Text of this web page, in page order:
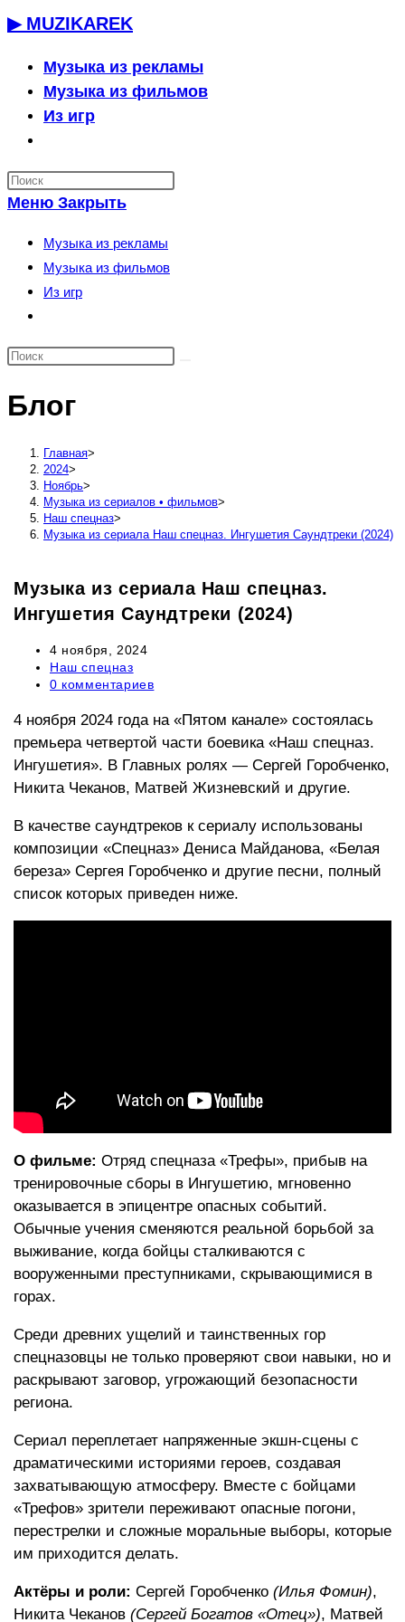
Перейти
содержимому
▶ MUZIKAREK
Музыка из рекламы
Музыка из фильмов
Из игр
по
веб-
сайту
Меню Закрыть
Музыка из рекламы
Музыка из фильмов
Из игр
по
сайту
Блог
Главная>
2024>
Ноябрь>
Музыка из сериалов • фильмов>
Наш спецназ>
Музыка из сериала Наш спецназ. Ингушетия Саундтреки (2024)
Музыка из сериала Наш спецназ.
Ингушетия Саундтреки (2024)
Запись
опубликована:
4 ноября, 2024
Рубрика
записи:
Наш спецназ
Комментарии
записи:
0 комментариев
4 ноября 2024 года на «Пятом канале» состоялась
премьера четвертой части боевика «Наш спецназ.
Ингушетия». В Главных ролях — Сергей Горобченко,
Никита Чеканов, Матвей Жизневский и другие.
В качестве саундтреков к сериалу использованы
композиции «Спецназ» Дениса Майданова, «Белая
береза» Сергея Горобченко и другие песни, полный
список которых приведен ниже.
О фильме: Отряд спецназа «Трефы», прибыв на
тренировочные сборы в Ингушетию, мгновенно
оказывается в эпицентре опасных событий.
Обычные учения сменяются реальной борьбой за
выживание, когда бойцы сталкиваются с
вооруженными преступниками, скрывающимися в
горах.
Среди древних ущелий и таинственных гор
спецназовцы не только проверяют свои навыки, но и
раскрывают заговор, угрожающий безопасности
региона.
Сериал переплетает напряженные экшн-сцены с
драматическими историями героев, создавая
захватывающую атмосферу. Вместе с бойцами
«Трефов» зрители переживают опасные погони,
перестрелки и сложные моральные выборы, которые
им приходится делать.
Актёры и роли: Сергей Горобченко (Илья Фомин),
Никита Чеканов (Сергей Богатов «Отец»), Матвей